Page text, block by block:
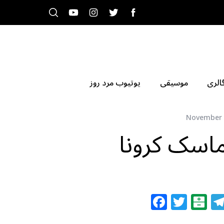
موسیقی یوتیوب مرد روز
کرونا
F T B